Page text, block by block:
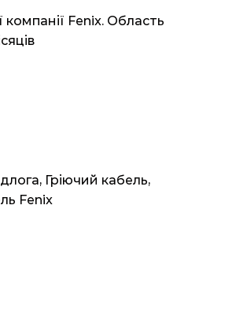
Fenix. Область
, Гріючий кабель,
Fenix